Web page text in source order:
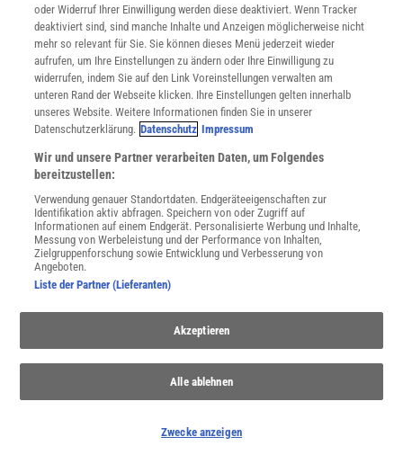
NACH OBEN
Für Sie im Spektrum-Shop und am Kiosk:
WEITERE NEUERSCHEINUNGEN SPEKTRUM SHOP
.de-Newsletter abonnieren
JETZT ANMELDEN!
Sie können unsere Newsletter jederzeit wieder abbestellen. Infos zu unserem Umgang
oder Widerruf Ihrer Einwilligung werden diese deaktiviert. Wenn Tracker
deaktiviert sind, sind manche Inhalte und Anzeigen möglicherweise nicht
mehr so relevant für Sie. Sie können dieses Menü jederzeit wieder
aufrufen, um Ihre Einstellungen zu ändern oder Ihre Einwilligung zu
widerrufen, indem Sie auf den Link Voreinstellungen verwalten am
unteren Rand der Webseite klicken. Ihre Einstellungen gelten innerhalb
unseres Website. Weitere Informationen finden Sie in unserer
Datenschutzerklärung. Datenschutz Impressum
Wir und unsere Partner verarbeiten Daten, um Folgendes
bereitzustellen:
Verwendung genauer Standortdaten. Endgeräteeigenschaften zur
Identifikation aktiv abfragen. Speichern von oder Zugriff auf
Informationen auf einem Endgerät. Personalisierte Werbung und Inhalte,
Messung von Werbeleistung und der Performance von Inhalten,
Zielgruppenforschung sowie Entwicklung und Verbesserung von
Angeboten.
Liste der Partner (Lieferanten)
Akzeptieren
Alle ablehnen
Zwecke anzeigen